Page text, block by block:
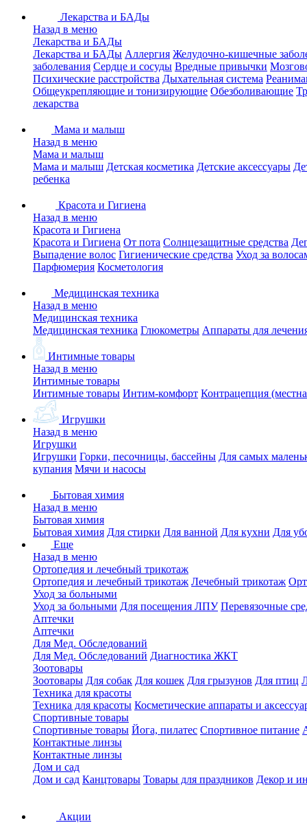
Лекарства и БАДы
Назад в меню
Лекарства и БАДы
Лекарства и БАДы Аллергия Желудочно-кишечные
заболевания Сердце и сосуды Вредные привычки
Психические расстройства Дыхательная система
Общеукрепляющие и тонизирующие Обезболивающие
лекарства
Мама и малыш
Назад в меню
Мама и малыш
Мама и малыш Детская косметика Детские аксессуары
ребенка
Красота и Гигиена
Назад в меню
Красота и Гигиена
Красота и Гигиена От пота Солнцезащитные средства
Выпадение волос Гигиенические средства Уход за
Парфюмерия Косметология
Медицинская техника
Назад в меню
Медицинская техника
Медицинская техника Глюкометры Аппараты для
Интимные товары
Назад в меню
Интимные товары
Интимные товары Интим-комфорт Контрацепция
Игрушки
Назад в меню
Игрушки
Игрушки Горки, песочницы, бассейны Для самых
купания Мячи и насосы
Бытовая химия
Назад в меню
Бытовая химия
Бытовая химия Для стирки Для ванной Для кухни Для
Еще
Назад в меню
Ортопедия и лечебный трикотаж
Ортопедия и лечебный трикотаж Лечебный трикотаж
Уход за больными
Уход за больными Для посещения ЛПУ Перевязочные
Аптечки
Аптечки
Для Мед. Обследований
Для Мед. Обследований Диагностика ЖКТ
Зоотовары
Зоотовары Для собак Для кошек Для грызунов Для птиц
Техника для красоты
Техника для красоты Косметические аппараты и
Спортивные товары
Спортивные товары Йога, пилатес Спортивное питание
Контактные линзы
Контактные линзы
Дом и сад
Дом и сад Канцтовары Товары для праздников Декор и
Акции